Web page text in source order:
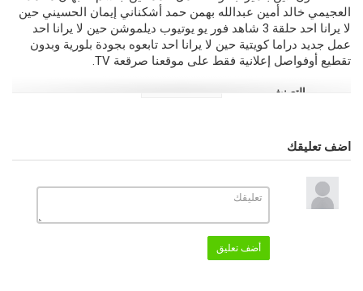
العجيمي خالد أمين عبدالله بهمن حمد أشكناني إيمان الحسيني حين
لا يرانا احد حلقة 3 شاهد فور يو يوتيوب ديلموشن حين لا يرانا احد
عمل جديد دراما كويتية حين لا يرانا احد تابعوه بجودة بلورية وبدون
تقطيع أوفواصل إعلانية فقط على موقعنا صرقعة TV.
التصنيف
حين لا يرانا احد 3
مسلسل حين لا يرانا احد الحلقة 3 , حين لا يرانا احد, حين لا يرانا احد حلقة 3
اضف تعليقك
أضف تعليق